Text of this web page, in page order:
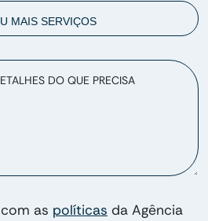
DO QUE PRECISA
as políticas da Agência